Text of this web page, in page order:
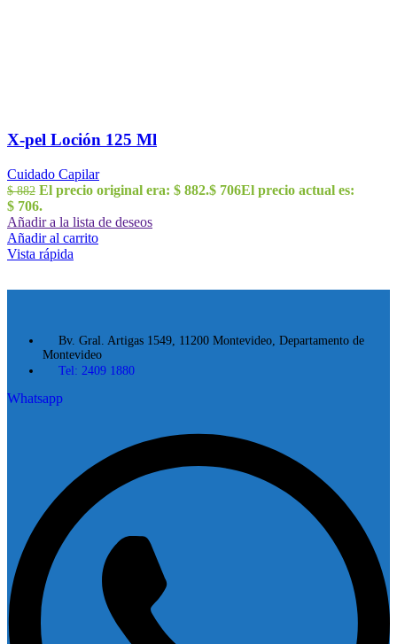
X-pel Loción 125 Ml
Cuidado Capilar
$882 El precio original era: $ 882.$ 706El precio actual es:
$ 706.
Añadir a la lista de deseos
Añadir al carrito
Vista rápida
Bv. Gral. Artigas 1549, 11200 Montevideo, Departamento de
Montevideo
Tel: 2409 1880
Whatsapp